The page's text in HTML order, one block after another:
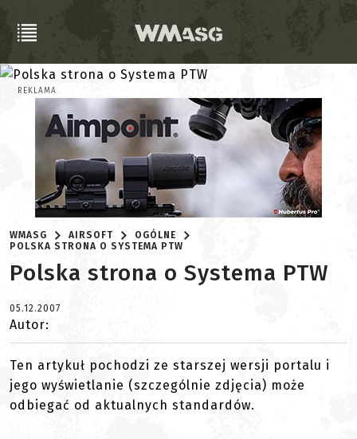
REKLAMA
WMASG AIRSOFT
OGÓLNE
POLSKA STRONA O SYSTEMA PTW
Polska strona o Systema PTW
05.12.2007
Autor:
Ten artykuł pochodzi ze starszej wersji portalu i
jego wyświetlanie (szczególnie zdjęcia) może
odbiegać od aktualnych standardów.